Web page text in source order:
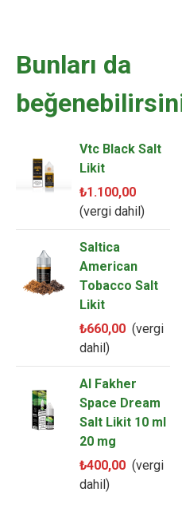
Bunları da
Vtc Black Salt
Likit
₺1.100,00
(vergi dahil)
Saltica
American
Tobacco Salt
Likit
₺660,00 (vergi
dahil)
Al Fakher
Space Dream
Salt Likit 10 ml
20 mg
₺400,00 (vergi
dahil)